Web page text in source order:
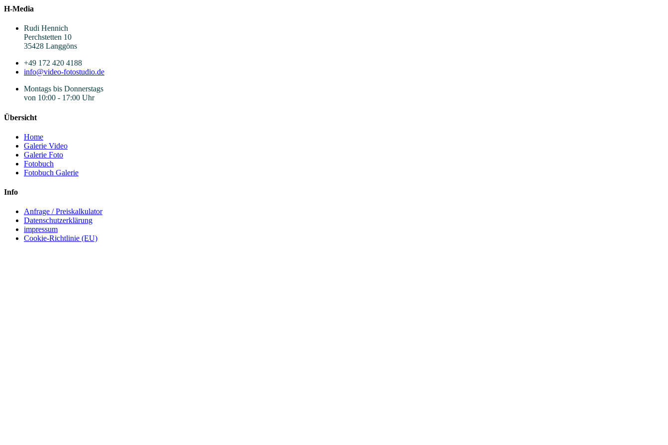
H-Media
Rudi Hennich
Perchstetten 10
35428 Langgöns
+49 172 420 4188
info@video-fotostudio.de
Montags bis Donnerstags
von 10:00 - 17:00 Uhr
Übersicht
Home
Galerie Video
Galerie Foto
Fotobuch
Fotobuch Galerie
Info
Anfrage / Preiskalkulator
Datenschutzerklärung
impressum
Cookie-Richtlinie (EU)